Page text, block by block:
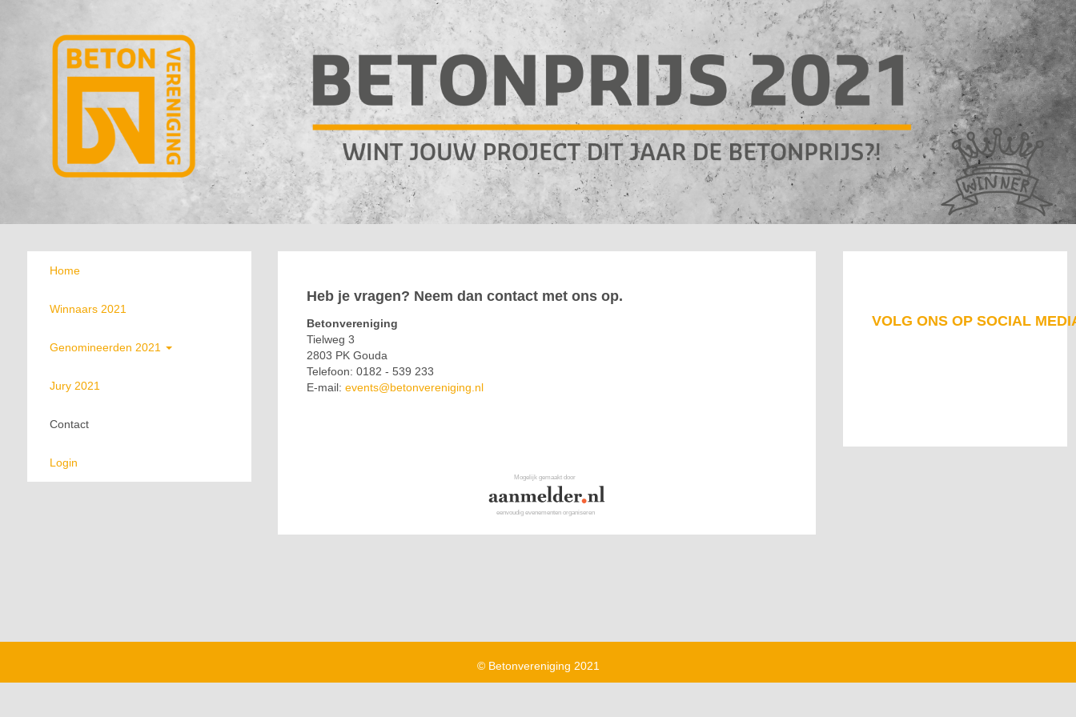
Home
Winnaars 2021
Genomineerden 2021
Jury 2021
Contact
Login
Heb je vragen? Neem dan contact met ons op.
Betonvereniging
Tielweg 3
2803 PK Gouda
Telefoon: 0182 - 539 233
E-mail:events@betonvereniging.nl
Mogelijk gemaakt door
eenvoudig evenementen organiseren
VOLG ONS OP SOCIAL
©Betonvereniging 2021